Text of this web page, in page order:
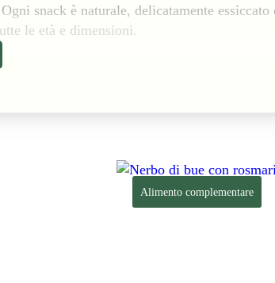
snack è naturale, delicatamente essiccato
le età e dimensioni.
Alimento complementare